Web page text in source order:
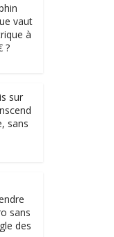
vaut
à
?
sur
sans
sans
des